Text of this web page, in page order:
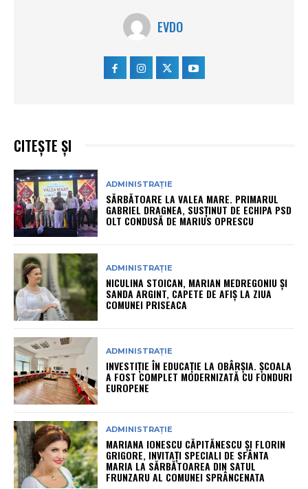
EVDO
CITEȘTE ȘI
ADMINISTRAȚIE
SĂRBĂTOARE LA VALEA MARE. PRIMARUL
GABRIEL DRAGNEA, SUSȚINUT DE ECHIPA PSD
OLT CONDUSĂ DE MARIUS OPRESCU
ADMINISTRAȚIE
NICULINA STOICAN, MARIAN MEDREGONIU ȘI
SANDA ARGINT, CAPETE DE AFIȘ LA ZIUA
COMUNEI PRISEACA
ADMINISTRAȚIE
INVESTIȚIE ÎN EDUCAȚIE LA OBÂRȘIA. ȘCOALA
A FOST COMPLET MODERNIZATĂ CU FONDURI
EUROPENE
ADMINISTRAȚIE
MARIANA IONESCU CĂPITĂNESCU ȘI FLORIN
GRIGORE, INVITAȚI SPECIALI DE SFÂNTA
MARIA LA SĂRBĂTOAREA DIN SATUL
FRUNZARU AL COMUNEI SPRÂNCENATA